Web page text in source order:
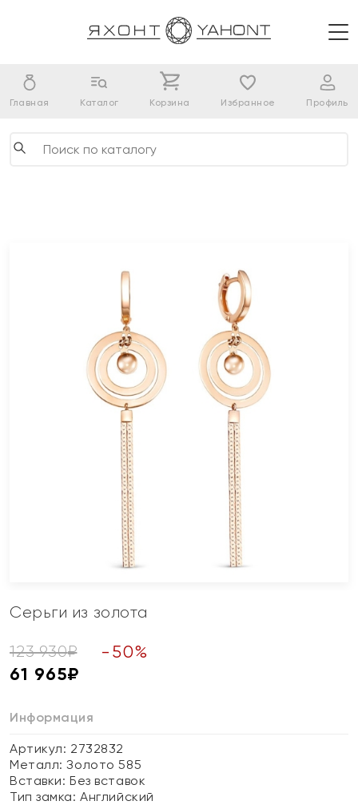
Главная Каталог Корзина Избранное Профиль
Серьги из золота
123 930₽ - 50%
61 965₽
Информация
Артикул: 2732832
Металл:Золото 585
Вставки:Без вставок
Тип замка:Английский